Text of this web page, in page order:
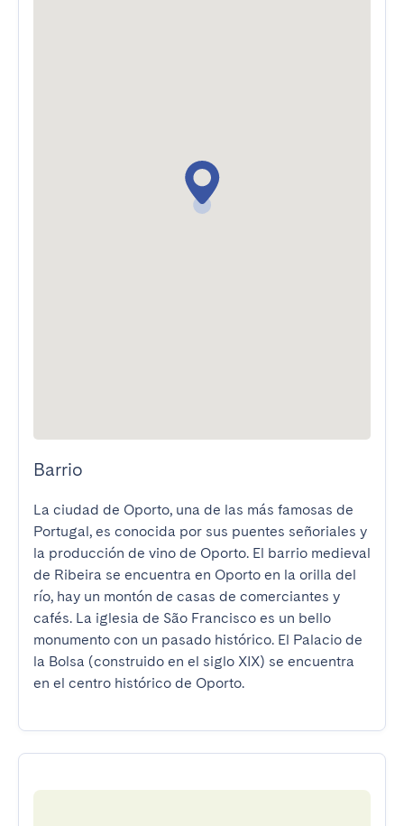
Barrio
La ciudad de Oporto, una de las más famosas de
Portugal, es conocida por sus puentes señoriales y
la producción de vino de Oporto. El barrio medieval
de Ribeira se encuentra en Oporto en la orilla del
río, hay un montón de casas de comerciantes y
cafés. La iglesia de São Francisco es un bello
monumento con un pasado histórico. El Palacio de
la Bolsa (construido en el siglo XIX) se encuentra
en el centro histórico de Oporto.